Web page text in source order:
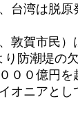
湾は脱
賀市民
防潮堤の
００億円
ニアと